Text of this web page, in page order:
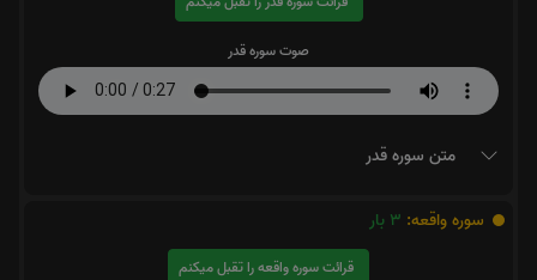
صوت سوره قدر
متن سوره قدر
سوره واقعه: 3 بار
قرائت سوره واقعه را تقبل میکنم